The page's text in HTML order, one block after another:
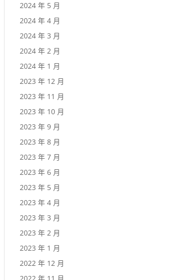
2024 年 5 月
2024 年 4 月
2024 年 3 月
2024 年 2 月
2024 年 1 月
2023 年 12 月
2023 年 11 月
2023 年 10 月
2023 年 9 月
2023 年 8 月
2023 年 7 月
2023 年 6 月
2023 年 5 月
2023 年 4 月
2023 年 3 月
2023 年 2 月
2023 年 1 月
2022 年 12 月